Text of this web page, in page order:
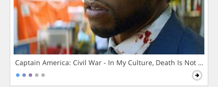
Captain America: Civil War - In My Culture, Death Is Not The